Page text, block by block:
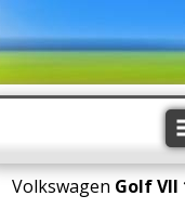
Volkswagen Golf VII